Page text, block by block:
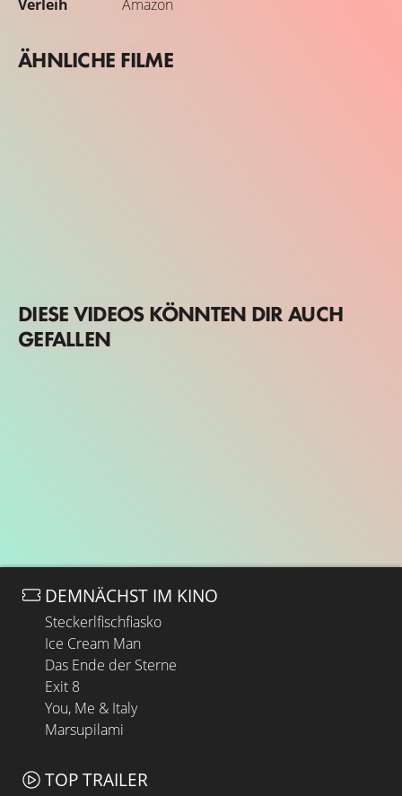
Verleih
Amazon
ÄHNLICHE FILME
DIESE VIDEOS KÖNNTEN DIR AUCH
GEFALLEN
DEMNÄCHST IM KINO
Steckerlfischfiasko
Ice Cream Man
Das Ende der Sterne
Exit 8
You, Me & Italy
Marsupilami
TOP TRAILER